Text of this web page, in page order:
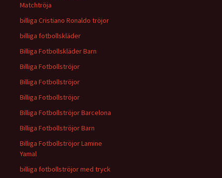
Matchtröja
billiga Cristiano Ronaldo tröjor
billiga fotbollskläder
Billiga Fotbollskläder Barn
Billiga Fotbollströjor
Billiga Fotbollströjor
Billiga Fotbollströjor
Billiga Fotbollströjor Barcelona
Billiga Fotbollströjor Barn
Billiga Fotbollströjor Lamine
Yamal
billiga fotbollströjor med tryck